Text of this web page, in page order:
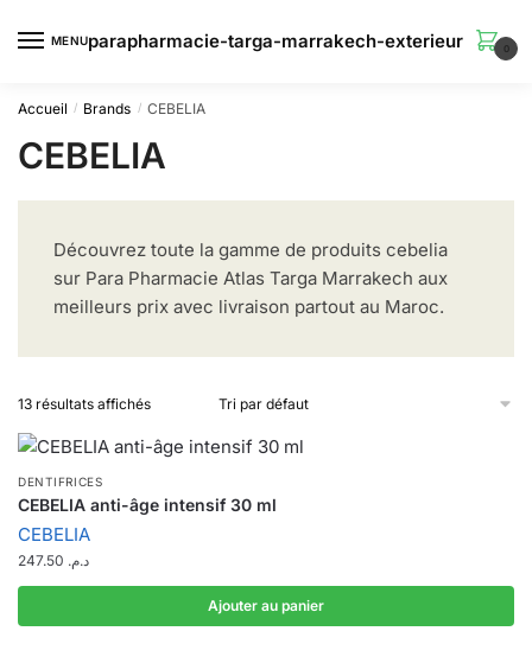
MENU
0
Accueil / Brands / CEBELIA
CEBELIA
Découvrez toute la gamme de produits cebelia
sur Para Pharmacie Atlas Targa Marrakech aux
meilleurs prix avec livraison partout au Maroc.
13 résultats affichés
DENTIFRICES
CEBELIA anti-âge intensif 30 ml
CEBELIA
د.م.
Ajouter au panier